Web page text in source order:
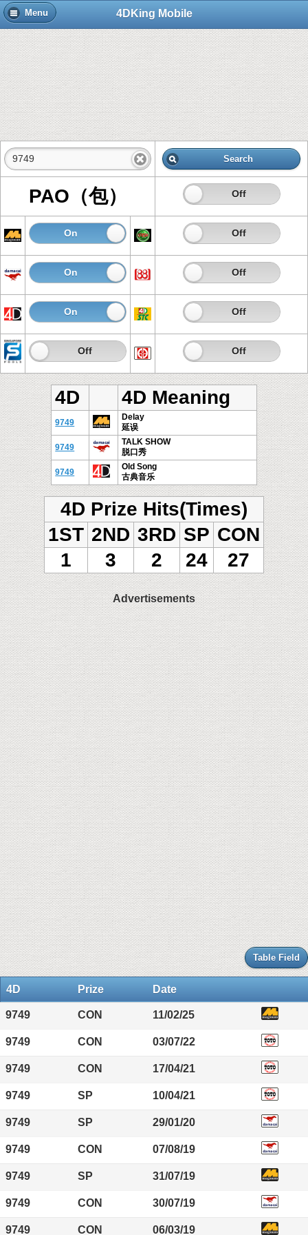
Menu 4DKing Mobile
Search
PAO（包） On Off
On Off On Off
On Off On Off
On Off On Off
On Off On Off
4D 4D Meaning
9749
Delay
延误
9749
TALK SHOW
脱口秀
9749
Old Song
古典音乐
4D Prize Hits(Times)
1ST 2ND 3RD SP CON
1
3 2 24 27
Advertisements
Table Field
4D Prize Date
9749 CON 11/02/25
9749 CON 03/07/22
9749 CON 17/04/21
9749 SP 10/04/21
9749 SP 29/01/20
9749 CON 07/08/19
9749 SP 31/07/19
9749 CON 30/07/19
9749 CON 06/03/19